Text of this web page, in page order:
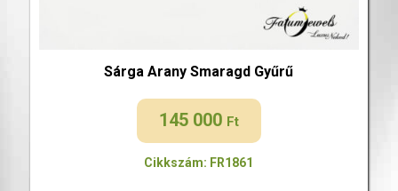
Sárga Arany Smaragd Gyűrű
145 000 Ft
Cikkszám: FR1861